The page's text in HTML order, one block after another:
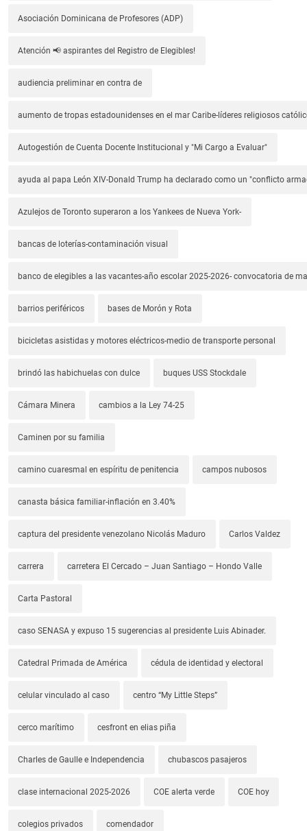
Asociación Dominicana de Profesores (ADP)
Atención 📢 aspirantes del Registro de Elegibles!
audiencia preliminar en contra de
aumento de tropas estadounidenses en el mar Caribe-líderes religiosos
Autogestión de Cuenta Docente Institucional y "Mi Cargo a Evaluar"
ayuda al papa León XIV-Donald Trump ha declarado como un "conflicto
Azulejos de Toronto superaron a los Yankees de Nueva York-
bancas de loterías-contaminación visual
banco de elegibles a las vacantes-año escolar 2025-2026- convocatoria de
barrios periféricos bases de Morón y Rota
bicicletas asistidas y motores eléctricos-medio de transporte personal
brindó las habichuelas con dulce buques USS Stockdale
Cámara Minera cambios a la Ley 74-25
Caminen por su familia
camino cuaresmal en espíritu de penitencia campos nubosos
canasta básica familiar-inflación en 3.40%
captura del presidente venezolano Nicolás Maduro Carlos Valdez
carrera carretera El Cercado – Juan Santiago – Hondo Valle
Carta Pastoral
caso SENASA y expuso 15 sugerencias al presidente Luis Abinader.
Catedral Primada de América cédula de identidad y electoral
celular vinculado al caso centro “My Little Steps”
cerco marítimo cesfront en elias piña
Charles de Gaulle e Independencia chubascos pasajeros
clase internacional 2025-2026 COE alerta verde COE hoy
colegios privados comendador